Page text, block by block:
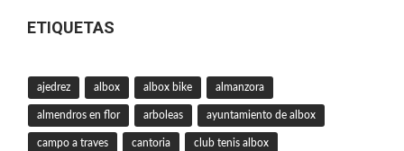
ETIQUETAS
ajedrez albox albox bike almanzora
almendros en flor arboleas ayuntamiento de albox
campo a traves cantoria club tenis albox